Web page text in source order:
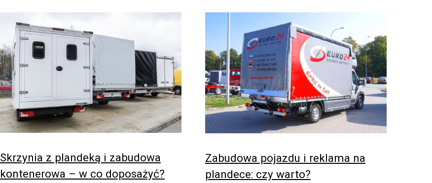
Skrzynia z plandeką i zabudowa
kontenerowa – w co doposażyć?
Zabudowa pojazdu i reklama na
plandece: czy warto?